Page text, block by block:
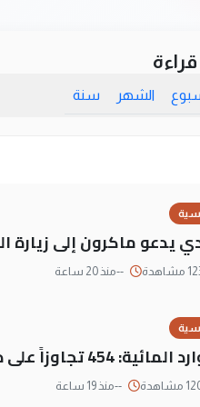
قراءة
الشهر سنة
يدعو ماكرون إلى زيارة
--منذ 20 ساعة
454 تجاوزاً على دجلة تعود لجهات متنفذة
--منذ 19 ساعة